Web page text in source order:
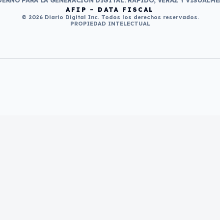
AFIP - DATA FISCAL
© 2026 Diario Digital Inc. Todos los derechos reservados.
PROPIEDAD INTELECTUAL